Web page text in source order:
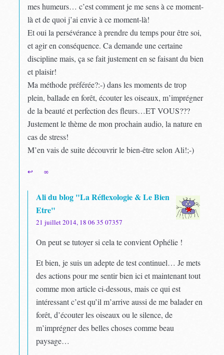
mes humeurs… c’est comment je me sens à ce moment-
là et de quoi j’ai envie à ce moment-là!
Et oui la persévérance à prendre du temps pour être soi,
et agir en conséquence. Ca demande une certaine
discipline mais, ça se fait justement en se faisant du bien
et plaisir!
Ma méthode préférée?:-) dans les moments de trop
plein, ballade en forêt, écouter les oiseaux, m’imprégner
de la beauté et perfection des fleurs…ET VOUS???
Justement le thème de mon prochain audio, la nature en
cas de stress!
M’en vais de suite découvrir le bien-être selon Ali!;-)
↩ ∞
Ali du blog "La Réflexologie & Le Bien
Etre"
21 juillet 2014, 18 06 35 07357
On peut se tutoyer si cela te convient Ophélie !
Et bien, je suis un adepte de test continuel… Je mets
des actions pour me sentir bien ici et maintenant tout
comme mon article ci-dessous, mais ce qui est
intéressant c’est qu’il m’arrive aussi de me balader en
forêt, d’écouter les oiseaux ou le silence, de
m’imprégner des belles choses comme beau
paysage…